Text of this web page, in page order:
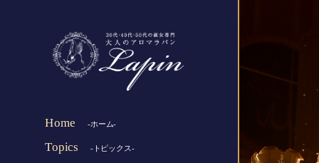
Home -ホーム-
Topics -トピックス-